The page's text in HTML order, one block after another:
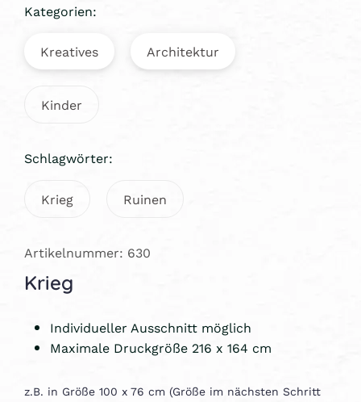
Kategorien:
Kreatives Architektur
Kinder
Schlagwörter:
Krieg Ruinen
Artikelnummer: 630
Krieg
Individueller Ausschnitt möglich
Maximale Druckgröße 216 x 164 cm
z.B. in Größe 100 x 76 cm (Größe im nächsten Schritt